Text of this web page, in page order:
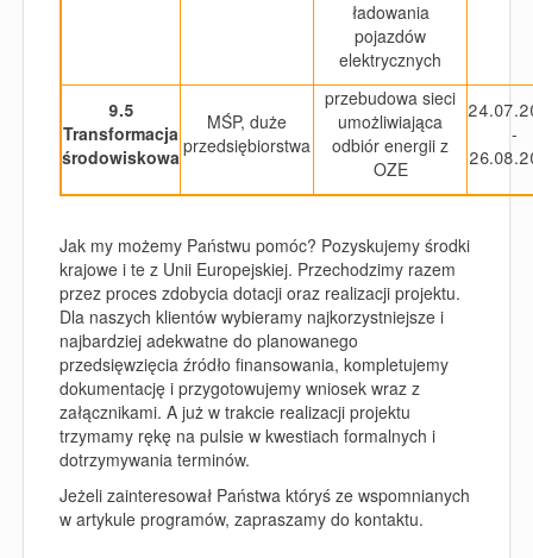
ładowania
pojazdów
elektrycznych
9.5
Transformacja
środowiskowa
MŚP, duże
przedsiębiorstwa
przebudowa sieci
umożliwiająca
odbiór energii z
OZE
-
Jak my możemy Państwu pomóc? Pozyskujemy środki
krajowe i te z Unii Europejskiej. Przechodzimy razem
przez proces zdobycia dotacji oraz realizacji projektu.
Dla naszych klientów wybieramy najkorzystniejsze i
najbardziej adekwatne do planowanego
przedsięwzięcia źródło finansowania, kompletujemy
dokumentację i przygotowujemy wniosek wraz z
załącznikami. A już w trakcie realizacji projektu
trzymamy rękę na pulsie w kwestiach formalnych i
dotrzymywania terminów.
Jeżeli zainteresował Państwa któryś ze wspomnianych
w artykule programów, zapraszamy do kontaktu.